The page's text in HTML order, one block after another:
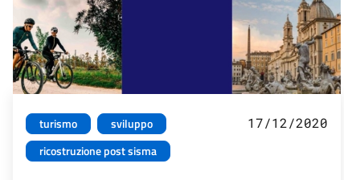
turismo
sviluppo
ricostruzione post sisma
17/12/2020